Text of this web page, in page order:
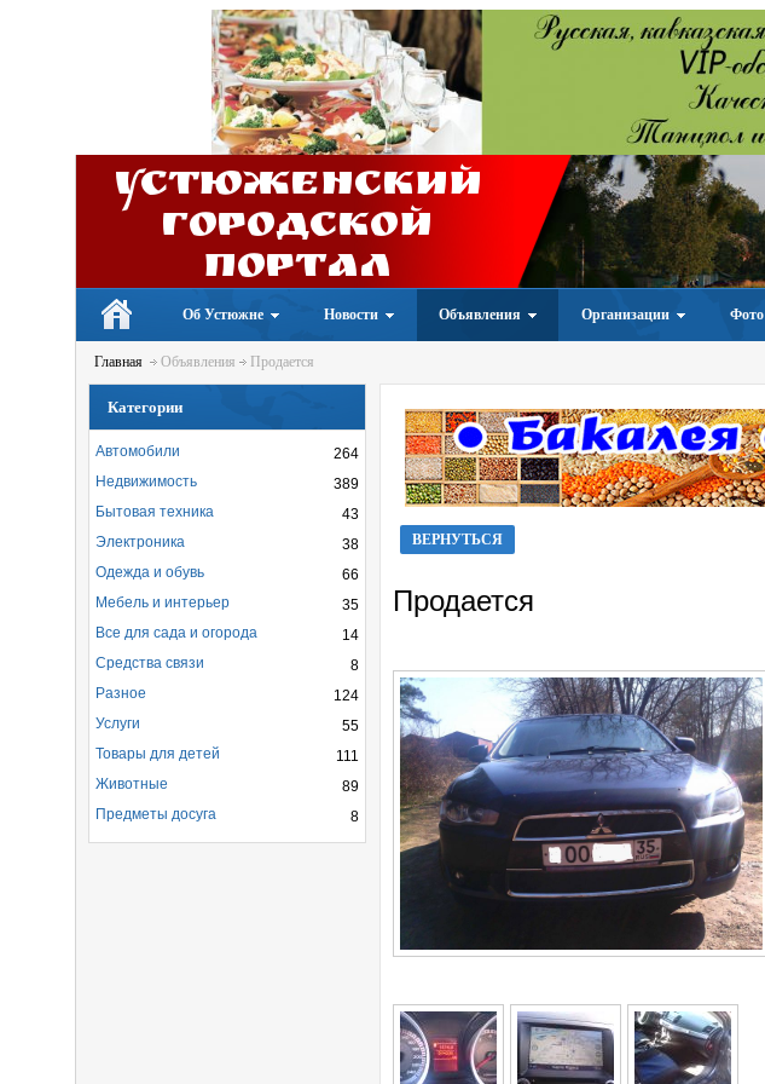
Устюженский
Городской
портал
Об Устюжне Новости Объявления Организации Фото
Главная Объявления Продается
ВЕРНУТЬСЯ
Продается
Категории
264
Автомобили
389
Недвижимость
43
Бытовая техника
38
Электроника
66
Одежда и обувь
35
Мебель и интерьер
14
Все для сада и огорода
8
Средства связи
124
Разное
55
Услуги
111
Товары для детей
89
Животные
8
Предметы досуга